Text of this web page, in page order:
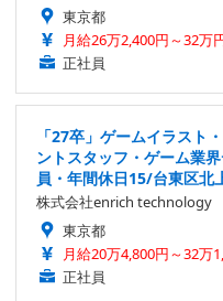
東京都
月給26万2,400円～32万
正社員
「27卒」ゲームイラスト
ントスタッフ・ゲーム業
員・年間休日15/台東区北
株式会社enrich technology
東京都
月給20万4,800円～32万
正社員